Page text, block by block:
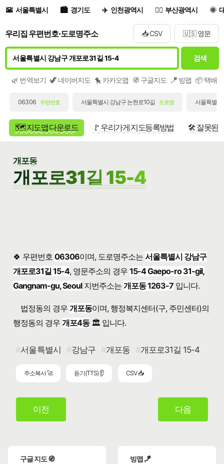
서울특별시 경기도 인천광역시 부산광역시
우리집 우편번호·도로명주소 📥 CSV 🇺🇸 영문
검색
🌿 번역보기 🦖 네이버지도 🐤 카카오맵 🧭 구글지도 🪁 빙맵 📦 택배/
06306 우편번호 서울특별시 강남구 논현로10길 도로명 서울특별
🗺️ 지도앱 다운로드 🚩 우리가게 지도등록방법 🛠️ 잘못된
개포동
개포로31길 15-4
🍀 우편번호 06306이며, 도로명주소는서울특별시 강남구
개포로31길 15-4, 영문주소의 경우15-4 Gaepo-ro 31-gil,
Gangnam-gu, Seoul지번주소는개포동 1263-7 입니다.
법정동의 경우 개포동이며, 행정복지센터(구, 주민센터)의
행정동의 경우 개포4동🏛️ 입니다.
서울특별시 강남구 개포동 개포로31길 15-4
주소복사 🚀 듣기(TTS) 👂 CSV 📥
이전 다음
구글 지도 🧭 빙맵 🪁